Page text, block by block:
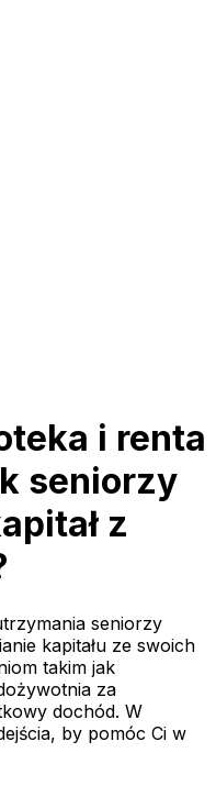
i renta
seniorzy
z
seniorzy
kapitału ze swoich
takim jak
za
dochód. W
by pomóc Ci w